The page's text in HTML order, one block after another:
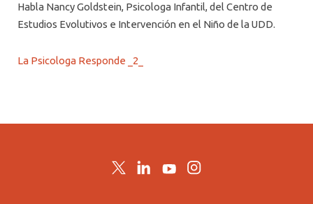
Habla Nancy Goldstein, Psicologa Infantil, del Centro de
Estudios Evolutivos e Intervención en el Niño de la UDD.
La Psicologa Responde _2_
TwitterLinkedInYouTubeInstagram